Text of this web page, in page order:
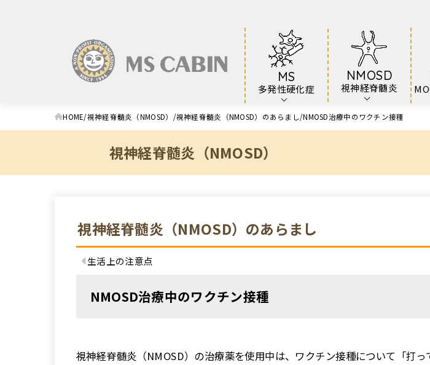
MS
多発性硬化症
NMOSD
視神経脊髄炎
HOME 視神経脊髄炎（NMOSD） 視神経脊髄炎（NMOSD）のあらまし NMOSD治療中のワクチン接種
視神経脊髄炎（NMOSD）
視神経脊髄炎（NMOSD）のあらまし
生活上の注意点
NMOSD治療中のワクチン接種
視神経脊髄炎（NMOSD）の治療薬を使用中は、ワクチン接種について「打っ